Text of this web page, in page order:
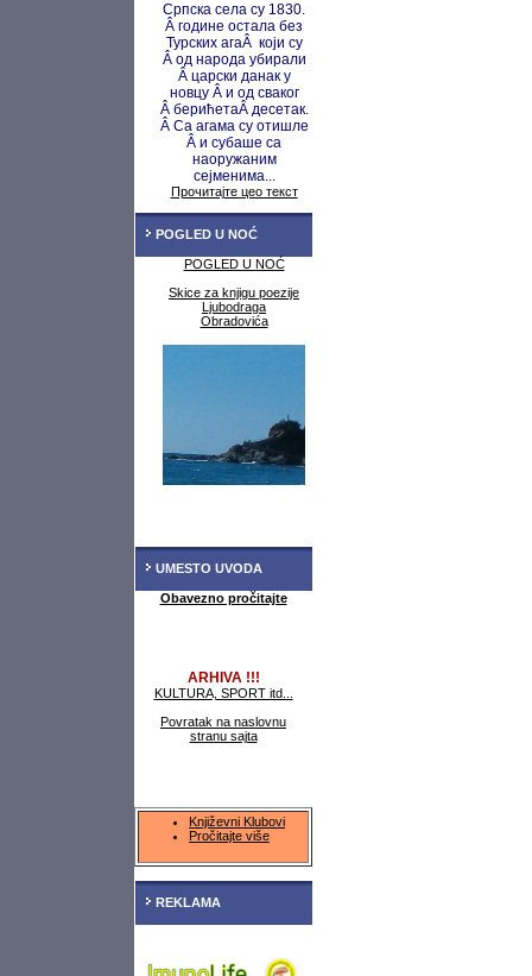
Српска села су 1830.
Â године остала без
Турских агаÂ који су
Â од народа убирали
Â царски данак у
новцу Â и од сваког
Â берићетаÂ десетак.
Â Са агама су отишле
Â и субаше са
наоружаним
сејменима...
Прочитајте цео текст
POGLED U NOĆ
POGLED U NOĆ
Skice za knjigu poezije
Ljubodraga
Obradovića
UMESTO UVODA
Obavezno pročitajte
ARHIVA !!!
KULTURA, SPORT itd...
Povratak na naslovnu
stranu sajta
Književni Klubovi
Pročitajte više
REKLAMA